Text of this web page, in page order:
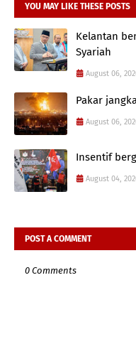
YOU MAY LIKE THESE POSTS
Kelantan
Syariah
August 06,
Pakar
August 06,
Insentif
August 04,
POST A COMMENT
0 Comments